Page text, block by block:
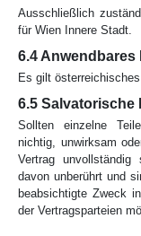
Ausschließlich
für Wien Innere Stadt.
6.4 Anwendbares
Es gilt
6.5 Salvatorische
Sollten einzelne
nichtig, unwirksam
Vertrag
davon unberührt und
beabsichtigte Zweck
der Vertragsparteien